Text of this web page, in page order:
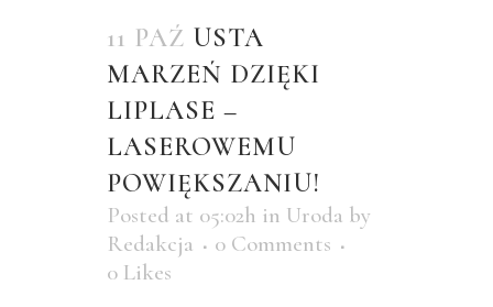
11 PAŹ USTA
MARZEŃ DZIĘKI
LIPLASE –
LASEROWEMU
POWIĘKSZANIU!
Posted at 05:02h in Uroda by
Redakcja
0 Comments
0 Likes